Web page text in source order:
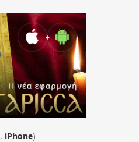
, iPhone)